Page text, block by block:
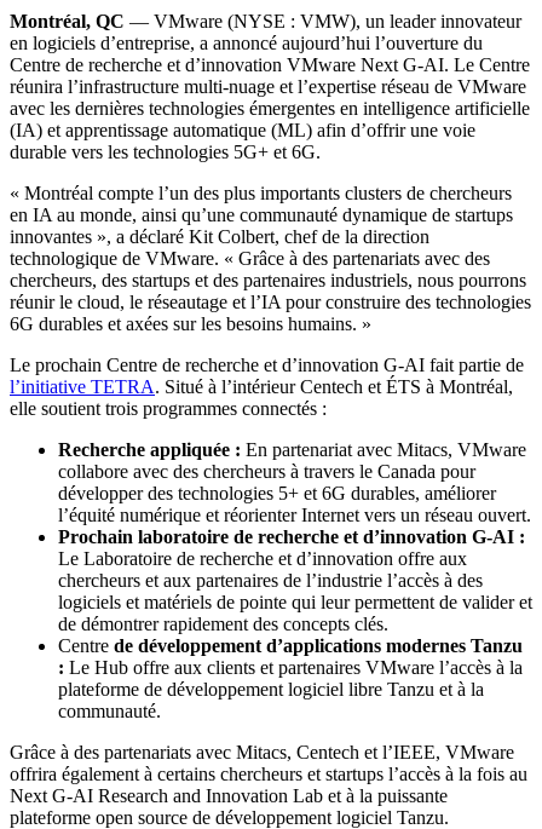
Montréal, QC — VMware (NYSE : VMW), un leader innovateur
en logiciels d’entreprise, a annoncé aujourd’hui l’ouverture du
Centre de recherche et d’innovation VMware Next G-AI. Le Centre
réunira l’infrastructure multi-nuage et l’expertise réseau de VMware
avec les dernières technologies émergentes en intelligence artificielle
(IA) et apprentissage automatique (ML) afin d’offrir une voie
durable vers les technologies 5G+ et 6G.
« Montréal compte l’un des plus importants clusters de chercheurs
en IA au monde, ainsi qu’une communauté dynamique de startups
innovantes », a déclaré Kit Colbert, chef de la direction
technologique de VMware. « Grâce à des partenariats avec des
chercheurs, des startups et des partenaires industriels, nous pourrons
réunir le cloud, le réseautage et l’IA pour construire des technologies
6G durables et axées sur les besoins humains. »
Le prochain Centre de recherche et d’innovation G-AI fait partie de
l’initiative TETRA. Situé à l’intérieur Centech et ÉTS à Montréal,
elle soutient trois programmes connectés :
Recherche appliquée : En partenariat avec Mitacs, VMware
collabore avec des chercheurs à travers le Canada pour
développer des technologies 5+ et 6G durables, améliorer
l’équité numérique et réorienter Internet vers un réseau ouvert.
Prochain laboratoire de recherche et d’innovation G-AI :
Le Laboratoire de recherche et d’innovation offre aux
chercheurs et aux partenaires de l’industrie l’accès à des
logiciels et matériels de pointe qui leur permettent de valider et
de démontrer rapidement des concepts clés.
Centre de développement d’applications modernes Tanzu
: Le Hub offre aux clients et partenaires VMware l’accès à la
plateforme de développement logiciel libre Tanzu et à la
communauté.
Grâce à des partenariats avec Mitacs, Centech et l’IEEE, VMware
offrira également à certains chercheurs et startups l’accès à la fois au
Next G-AI Research and Innovation Lab et à la puissante
plateforme open source de développement logiciel Tanzu.